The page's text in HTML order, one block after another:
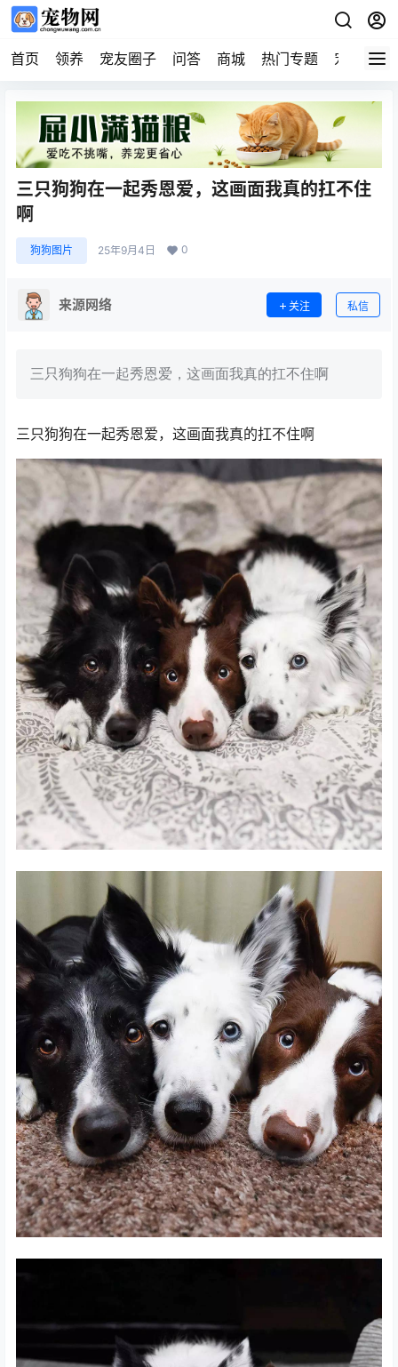
首页 领养 宠友圈子 问答 商城 热门专题 宠物企业
三只狗狗在一起秀恩爱，这画面我真的扛不住
啊
狗狗图片 25年9月4日 0
来源网络 关注 私信
三只狗狗在一起秀恩爱，这画面我真的扛不住啊
三只狗狗在一起秀恩爱，这画面我真的扛不住啊